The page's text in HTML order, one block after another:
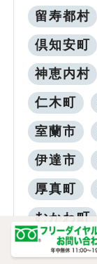
留寿都村
倶知安町
神恵内村
仁木町
室蘭市
伊達市
厚真町
むかわ町
新冠町